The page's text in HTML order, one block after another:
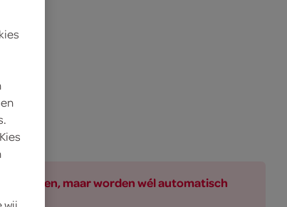
maar worden wél automatisch